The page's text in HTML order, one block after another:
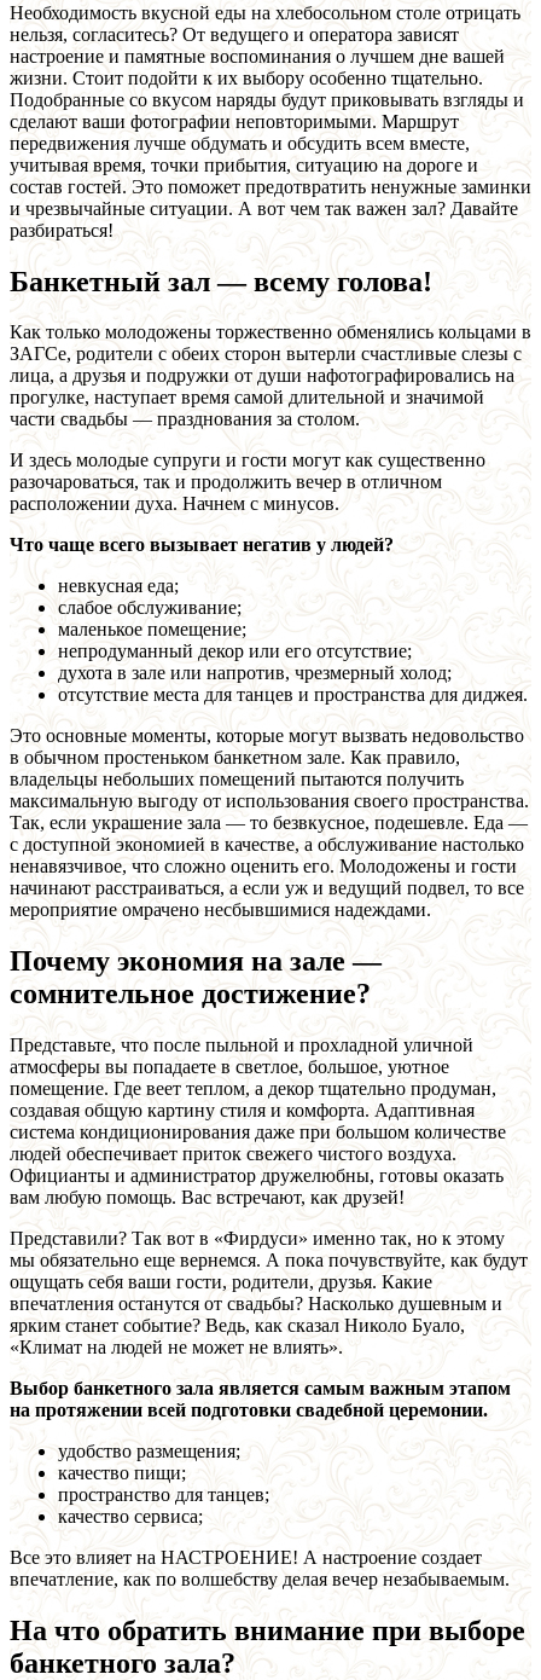
Необходимость вкусной еды на хлебосольном столе отрицать
нельзя, согласитесь? От ведущего и оператора зависят
настроение и памятные воспоминания о лучшем дне вашей
жизни. Стоит подойти к их выбору особенно тщательно.
Подобранные со вкусом наряды будут приковывать взгляды и
сделают ваши фотографии неповторимыми. Маршрут
передвижения лучше обдумать и обсудить всем вместе,
учитывая время, точки прибытия, ситуацию на дороге и
состав гостей. Это поможет предотвратить ненужные заминки
и чрезвычайные ситуации. А вот чем так важен зал? Давайте
разбираться!
Банкетный зал — всему голова!
Как только молодожены торжественно обменялись кольцами в
ЗАГСе, родители с обеих сторон вытерли счастливые слезы с
лица, а друзья и подружки от души нафотографировались на
прогулке, наступает время самой длительной и значимой
части свадьбы — празднования за столом.
И здесь молодые супруги и гости могут как существенно
разочароваться, так и продолжить вечер в отличном
расположении духа. Начнем с минусов.
Что чаще всего вызывает негатив у людей?
невкусная еда;
слабое обслуживание;
маленькое помещение;
непродуманный декор или его отсутствие;
духота в зале или напротив, чрезмерный холод;
отсутствие места для танцев и пространства для диджея.
Это основные моменты, которые могут вызвать недовольство
в обычном простеньком банкетном зале. Как правило,
владельцы небольших помещений пытаются получить
максимальную выгоду от использования своего пространства.
Так, если украшение зала — то безвкусное, подешевле. Еда —
с доступной экономией в качестве, а обслуживание настолько
ненавязчивое, что сложно оценить его. Молодожены и гости
начинают расстраиваться, а если уж и ведущий подвел, то все
мероприятие омрачено несбывшимися надеждами.
Почему экономия на зале —
сомнительное достижение?
Представьте, что после пыльной и прохладной уличной
атмосферы вы попадаете в светлое, большое, уютное
помещение. Где веет теплом, а декор тщательно продуман,
создавая общую картину стиля и комфорта. Адаптивная
система кондиционирования даже при большом количестве
людей обеспечивает приток свежего чистого воздуха.
Официанты и администратор дружелюбны, готовы оказать
вам любую помощь. Вас встречают, как друзей!
Представили? Так вот в «Фирдуси» именно так, но к этому
мы обязательно еще вернемся. А пока почувствуйте, как будут
ощущать себя ваши гости, родители, друзья. Какие
впечатления останутся от свадьбы? Насколько душевным и
ярким станет событие? Ведь, как сказал Николо Буало,
«Климат на людей не может не влиять».
Выбор банкетного зала является самым важным этапом
на протяжении всей подготовки свадебной церемонии.
удобство размещения;
качество пищи;
пространство для танцев;
качество сервиса;
Все это влияет на НАСТРОЕНИЕ! А настроение создает
впечатление, как по волшебству делая вечер незабываемым.
На что обратить внимание при выборе
банкетного зала?